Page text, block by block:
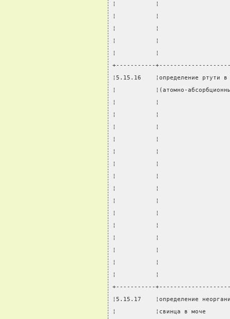
¦           ¦
¦           ¦
¦           ¦
¦           ¦
¦           ¦
+-----------
¦5.15.16    ¦определение
¦           ¦(атомно-
¦           ¦
¦           ¦
¦           ¦
¦           ¦
¦           ¦
¦           ¦
¦           ¦
¦           ¦
¦           ¦
¦           ¦
¦           ¦
¦           ¦
¦           ¦
¦           ¦
¦           ¦
+-----------
¦5.15.17    ¦определение
¦           ¦свинца в моче